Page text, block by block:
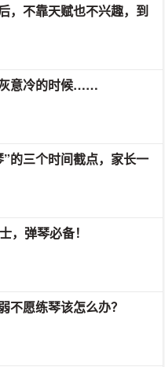
，不靠天赋也不兴趣，到
意冷的时候……
的三个时间截点，家长一
，弹琴必备！
不愿练琴该怎么办？